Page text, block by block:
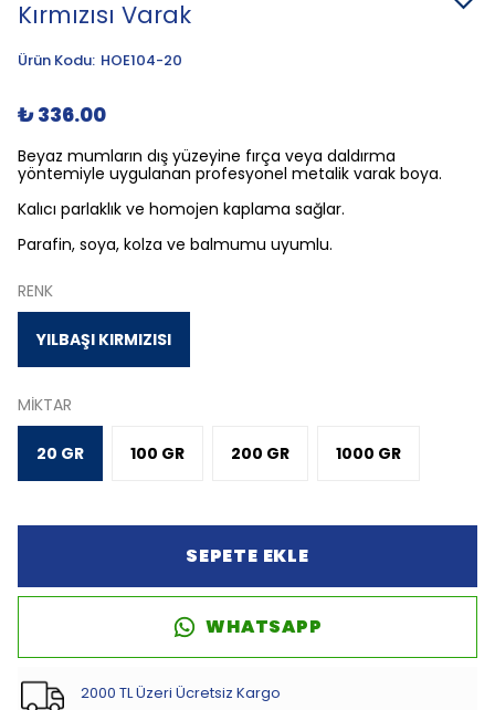
Kırmızısı Varak
Ürün Kodu: HOE104-20
₺ 336.00
Beyaz mumların dış yüzeyine fırça veya daldırma
yöntemiyle uygulanan profesyonel metalik varak boya.
Kalıcı parlaklık ve homojen kaplama sağlar.
Parafin, soya, kolza ve balmumu uyumlu.
RENK
YILBAŞI KIRMIZISI
MİKTAR
20 GR 100 GR 200 GR 1000 GR
SEPETE EKLE
WHATSAPP
2000 TL Üzeri Ücretsiz Kargo